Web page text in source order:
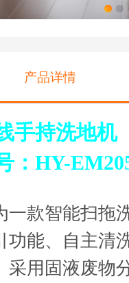
产品详情
手持洗地机
：HY-
一款智能扫拖
功能、自主清
采用固液废物